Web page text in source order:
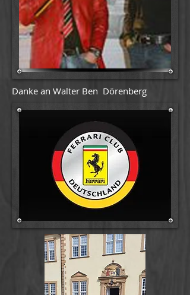
Danke an Walter Ben Dörenberg